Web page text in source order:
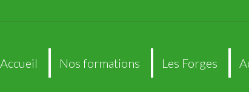
Accueil Nos formations Les Forges